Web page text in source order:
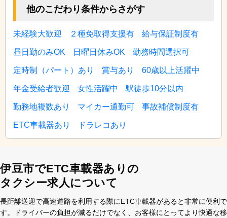
他のこだわり条件からさがす
未経験大歓迎 ２種免取得支援有 給与保証制度有
昼日勤のみOK 日曜日休みOK 勤務時間選択可
定時制（パート）あり 賞与あり 60歳以上活躍中
年金受給者歓迎 女性活躍中 駅徒歩10分以内
勤務地複数あり マイカー通勤可 事故補償制度有
ETC車載器あり ドラレコあり
伊豆市でETC車載器ありの
タクシー求人について
⻑距離送迎で⾼速道路を利⽤する際にETC⾞載器があると⾮常に便利で
す。ドライバーの負担が減るだけでなく、お客様にとってより快適な移